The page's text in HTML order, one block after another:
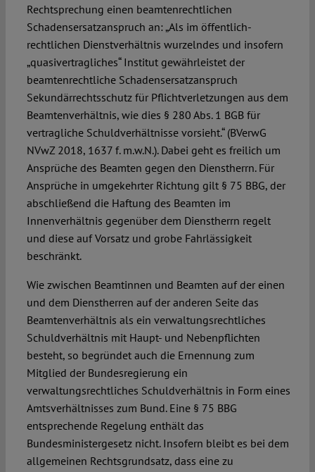
Rechtsprechung einen beamtenrechtlichen
Schadensersatzanspruch an: „Als im öffentlich-
rechtlichen Dienstverhältnis wurzelndes und insofern
„quasivertragliches“ Institut gewährleistet der
beamtenrechtliche Schadensersatzanspruch
Sekundärrechtsschutz für Pflichtverletzungen aus dem
Beamtenverhältnis, wie dies § 280 Abs. 1 BGB für
vertragliche Schuldverhältnisse vorsieht.“ (BVerwG
NVwZ 2018, 1637 f. m.w.N.). Dabei geht es freilich um
Ansprüche des Beamten gegen den Dienstherrn. Für
Ansprüche in umgekehrter Richtung gilt § 75 BBG, der
abschließend die Haftung des Beamten im
Innenverhältnis gegenüber dem Dienstherrn regelt
und diese auf Vorsatz und grobe Fahrlässigkeit
beschränkt.
Wie zwischen Beamtinnen und Beamten auf der einen
und dem Dienstherren auf der anderen Seite das
Beamtenverhältnis als ein verwaltungsrechtliches
Schuldverhältnis mit Haupt- und Nebenpflichten
besteht, so begründet auch die Ernennung zum
Mitglied der Bundesregierung ein
verwaltungsrechtliches Schuldverhältnis in Form eines
Amtsverhältnisses zum Bund. Eine § 75 BBG
entsprechende Regelung enthält das
Bundesministergesetz nicht. Insofern bleibt es bei dem
allgemeinen Rechtsgrundsatz, dass eine zu